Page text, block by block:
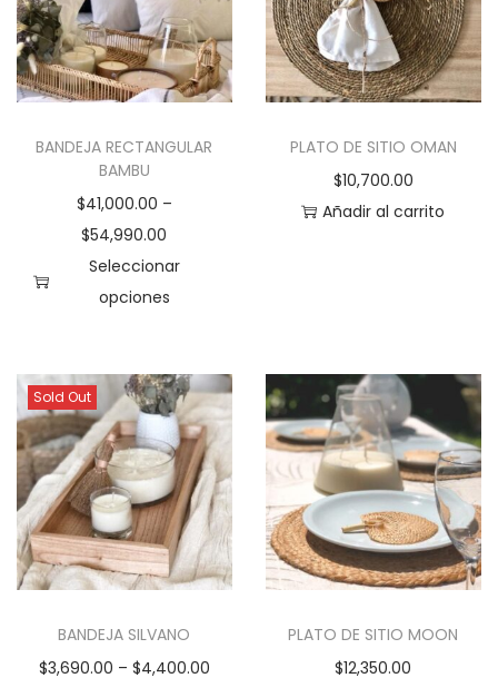
BANDEJA RECTANGULAR
BAMBU
$41,000.00 –
$54,990.00
Seleccionar
opciones
t
e
p
r
o
d
u
t
o
PLATO DE SITIO OMAN
$10,700.00
Añadir al carrito
Sold Out
BANDEJA SILVANO
$3,690.00 – $4,400.00
PLATO DE SITIO MOON
$12,350.00